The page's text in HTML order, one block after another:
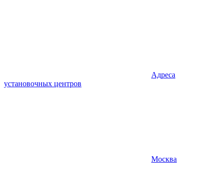
Адреса
установочных центров
Москва